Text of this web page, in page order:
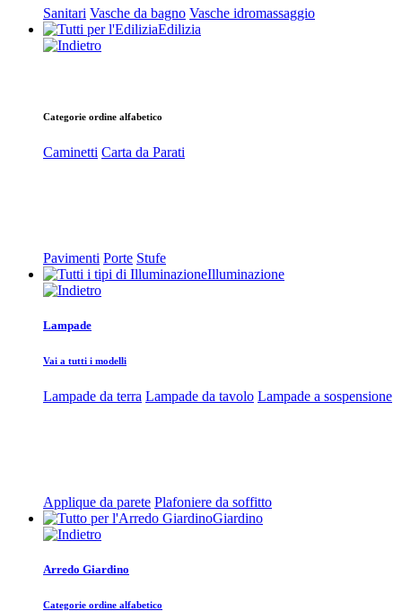
Sanitari Vasche da bagno Vasche idromassaggio
Edilizia
Categorie ordine alfabetico
Caminetti Carta da Parati
Pavimenti Porte Stufe
Illuminazione
Lampade
Vai a tutti i modelli
Lampade da terra Lampade da tavolo Lampade a sospensione
Applique da parete Plafoniere da soffitto
Giardino
Arredo Giardino
Categorie ordine alfabetico